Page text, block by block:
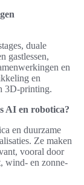
duale
gastlessen,
en
en
3D-printing.
AI en robotica?
en duurzame
Ze maken
vooral door
wind- en zonne-